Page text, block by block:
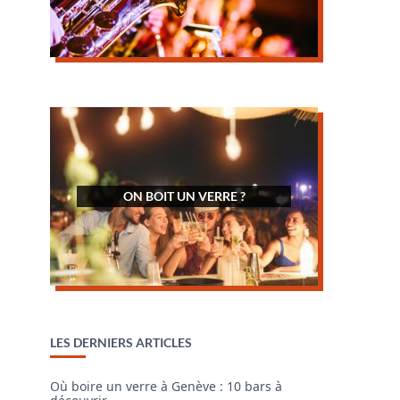
ON BOIT UN VERRE ?
LES DERNIERS ARTICLES
Où boire un verre à Genève : 10 bars à